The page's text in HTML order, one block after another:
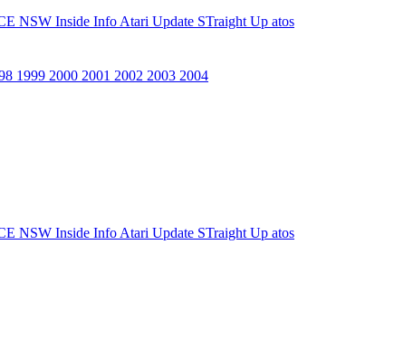
NSW Inside Info Atari Update STraight Up atos
1999 2000 2001 2002 2003 2004
NSW Inside Info Atari Update STraight Up atos